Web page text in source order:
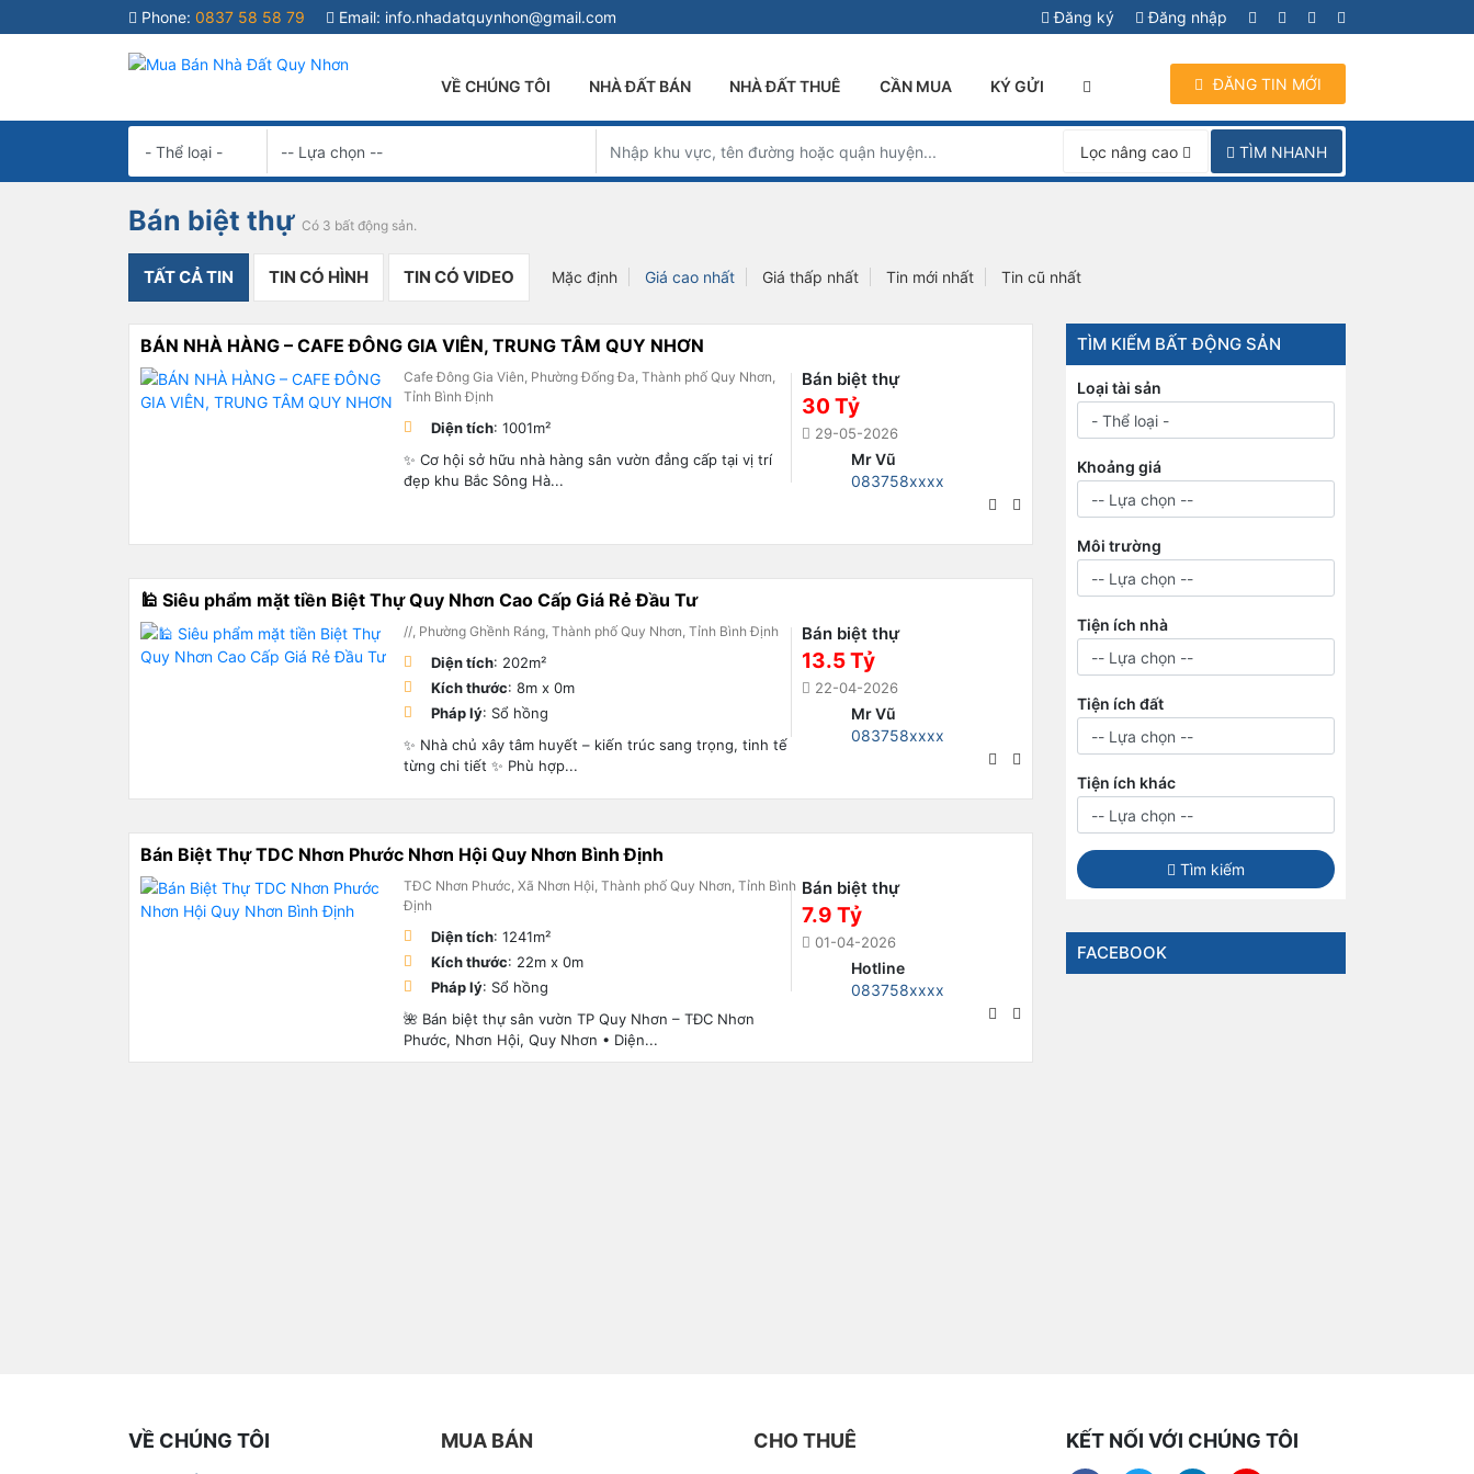
Phone: 0837 58 58 79 Email: info.nhadatquynhon@gmail.com Đăng ký Đăng nhập
VỀ CHÚNG TÔI NHÀ ĐẤT BÁN NHÀ ĐẤT THUÊ CẦN MUA KÝ GỬI ĐĂNG TIN MỚI
Lọc nâng cao TÌM NHANH
Bán biệt thự Có 3 bất động sản.
TẤT CẢ TIN TIN CÓ HÌNH TIN CÓ VIDEO Mặc định Giá cao nhất Giá thấp nhất Tin mới nhất Tin cũ nhất
BÁN NHÀ HÀNG – CAFE ĐÔNG GIA VIÊN, TRUNG TÂM QUY NHƠN
Cafe Đông Gia Viên, Phường Đống Đa, Thành phố Quy Nhơn,
Tỉnh Bình Định
Diện tích: 1001m²
✨ Cơ hội sở hữu nhà hàng sân vườn đẳng cấp tại vị trí
đẹp khu Bắc Sông Hà...
Bán biệt thự
30 Tỷ
29-05-2026
Mr Vũ
083758xxxx
🕌 Siêu phẩm mặt tiền Biệt Thự Quy Nhơn Cao Cấp Giá Rẻ Đầu Tư
//, Phường Ghềnh Ráng, Thành phố Quy Nhơn, Tỉnh Bình Định
Diện tích: 202m²
Kích thước: 8m x 0m
Pháp lý: Sổ hồng
✨ Nhà chủ xây tâm huyết – kiến trúc sang trọng, tinh tế
từng chi tiết ✨ Phù hợp...
Bán biệt thự
13.5 Tỷ
22-04-2026
Mr Vũ
083758xxxx
Bán Biệt Thự TDC Nhơn Phước Nhơn Hội Quy Nhơn Bình Định
TĐC Nhơn Phước, Xã Nhơn Hội, Thành phố Quy Nhơn, Tỉnh Bình
Định
Diện tích: 1241m²
Kích thước: 22m x 0m
Pháp lý: Sổ hồng
🌺 Bán biệt thự sân vườn TP Quy Nhơn – TĐC Nhơn
Phước, Nhơn Hội, Quy Nhơn • Diện...
Bán biệt thự
7.9 Tỷ
01-04-2026
Hotline
083758xxxx
TÌM KIẾM BẤT ĐỘNG SẢN
Loại tài sản
Khoảng giá
Môi trường
Tiện ích nhà
Tiện ích đất
Tiện ích khác
Tìm kiếm
FACEBOOK
VỀ CHÚNG TÔI MUA BÁN CHO THUÊ KẾT NỐI VỚI CHÚNG TÔI